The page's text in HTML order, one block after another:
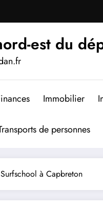
est du
Immobilier
de personnes
à Capbreton